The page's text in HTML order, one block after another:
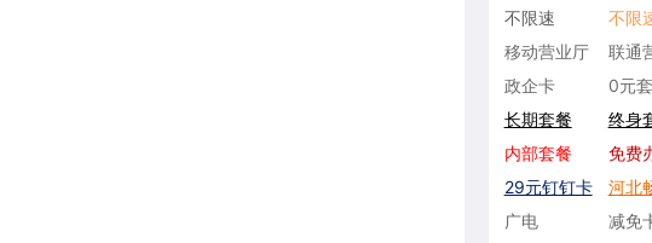
不限速
不限
移动营业厅
联通
政企卡
0元
长期套餐
终身
内部套餐
免费
29元钉钉卡
河北
广电
减免